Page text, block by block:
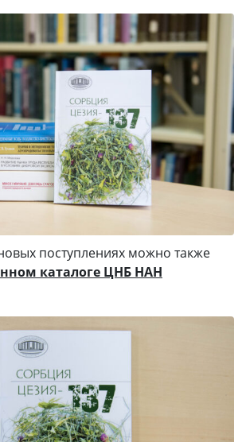
поступлениях можно также
каталоге ЦНБ НАН